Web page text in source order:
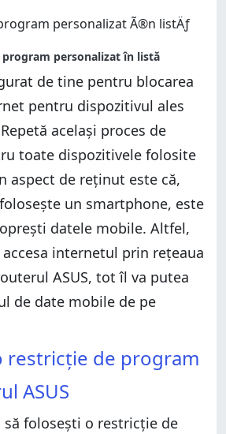
de tine pentru blocarea
pentru dispozitivul ales
același proces de
toate dispozitivele folosite
aspect de reținut este că,
un smartphone, este
datele mobile. Altfel,
internetul prin rețeaua
ASUS, tot îl va putea
de date mobile de pe
restricție de program
ASUS
să folosești o restricție de